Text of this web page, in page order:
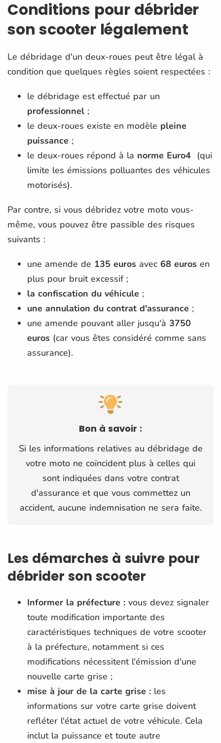
Conditions pour débrider
son scooter légalement
Le débridage d'un deux-roues peut être légal à
condition que quelques règles soient respectées :
le débridage est effectué par un
professionnel ;
le deux-roues existe en modèle pleine
puissance ;
le deux-roues répond à la norme Euro4 (qui
limite les émissions polluantes des véhicules
motorisés).
Par contre, si vous débridez votre moto vous-
même, vous pouvez être passible des risques
suivants :
une amende de 135 euros avec 68 euros en
plus pour bruit excessif ;
la confiscation du véhicule ;
une annulation du contrat d'assurance ;
une amende pouvant aller jusqu'à 3750
euros (car vous êtes considéré comme sans
assurance).
Bon à savoir :
Si les informations relatives au débridage de
votre moto ne coïncident plus à celles qui
sont indiquées dans votre contrat
d'assurance et que vous commettez un
accident, aucune indemnisation ne sera faite.
Les démarches à suivre pour
débrider son scooter
Informer la préfecture : vous devez signaler
toute modification importante des
caractéristiques techniques de votre scooter
à la préfecture, notamment si ces
modifications nécessitent l'émission d'une
nouvelle carte grise ;
mise à jour de la carte grise : les
informations sur votre carte grise doivent
refléter l'état actuel de votre véhicule. Cela
inclut la puissance et toute autre